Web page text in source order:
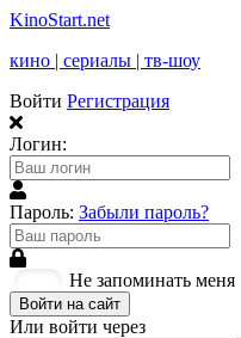
KinoStart.net
кино | сериалы | тв-шоу
Войти Регистрация
Логин:
Пароль: Забыли пароль?
Не запоминать меня
Войти на сайт
Или войти через